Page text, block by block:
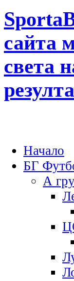
сайта
света
Начало
БГ
А